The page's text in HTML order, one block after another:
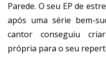
Parede. O seu EP de
após uma série bem-
cantor conseguiu
própria para o seu